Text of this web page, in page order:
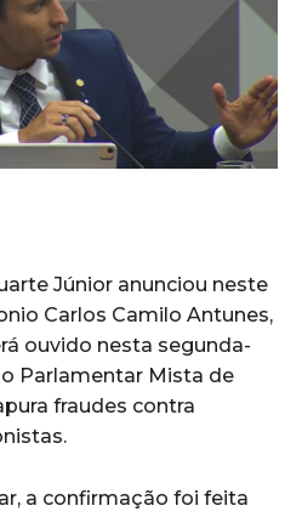
Júnior anunciou neste
Carlos Camilo Antunes,
ouvido nesta segunda-
Parlamentar Mista de
fraudes contra
a confirmação foi feita